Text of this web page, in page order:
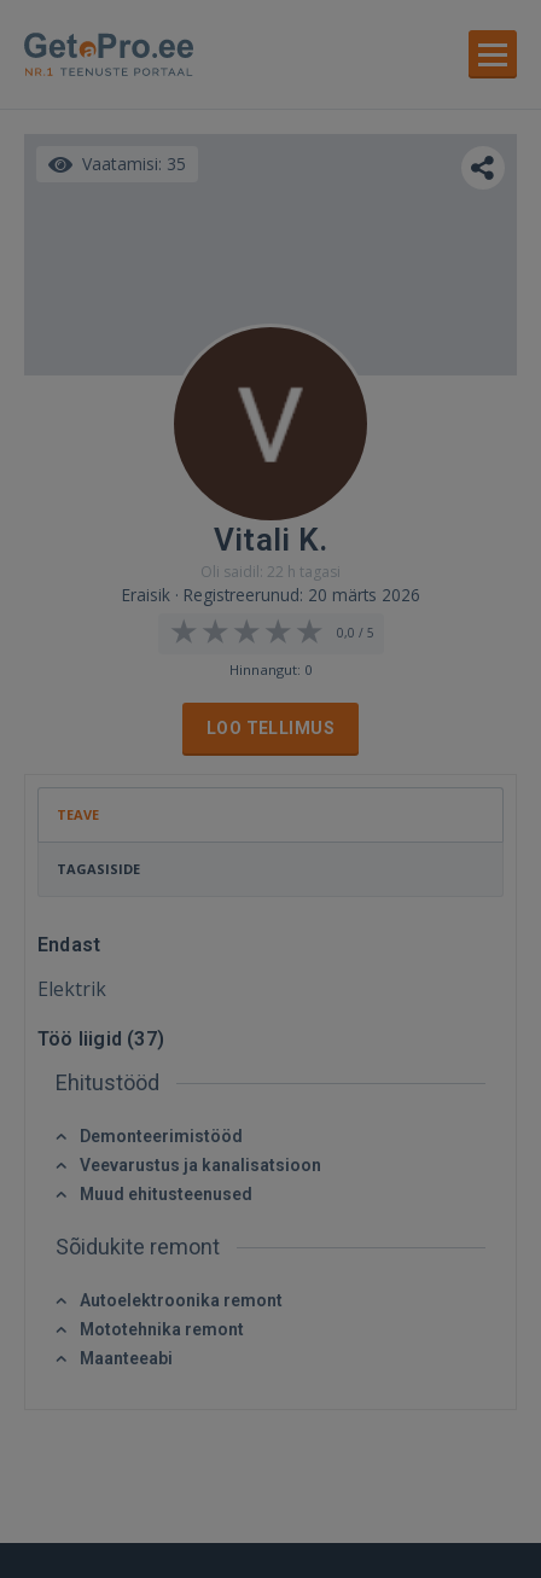
Sisene
Vaatamisi: 35
Vitali K.
Oli saidil: 22 h tagasi
Eraisik · Registreerunud: 20 märts 2026
0,0 / 5
Hinnangut: 0
LOO TELLIMUS
TEAVE
TAGASISIDE
Endast
Elektrik
Töö liigid (37)
Ehitustööd
Demonteerimistööd
Veevarustus ja kanalisatsioon
Muud ehitusteenused
Sõidukite remont
Autoelektroonika remont
Mototehnika remont
Maanteeabi